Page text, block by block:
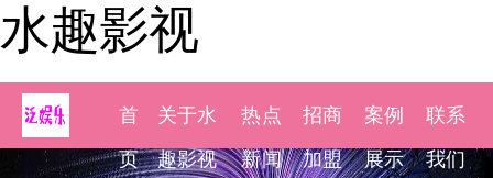
水趣影视
首
页
关于水
趣影视
热点
新闻
招商
加盟
案例
展示
联系
我们